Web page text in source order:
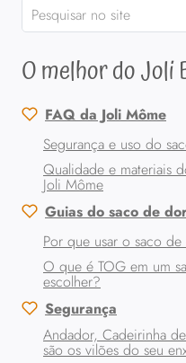
O melhor do Joli
FAQ da Joli Môme
Segurança e uso do
Qualidade e materiais
Joli Môme
Guias do saco de
Por que usar o saco
O que é TOG em um
escolher?
Segurança
Andador, Cadeirinha
são os vilões do seu